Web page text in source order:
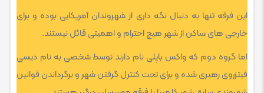
این فرقه تنها به دنبال نگه داری از شهروندان آمریکایی بوده و برای
خارجی های ساکن از شهر هیچ احترام و اهمیتی قائل نیستند.
اما گروه دوم که واکس باپلی نام دارند توسط شخصی به نام دیسی
فیتزروی رهبری شده و برای تحت کنترل گرفتن شهر و برگرداندن قوانین